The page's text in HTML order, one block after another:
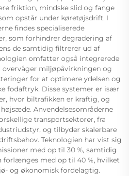
friktion, mindske slid og fange
opstår under køretøjsdrift. I
findes specialiserede
som forhindrer degradering af
de samtidig filtrerer ud af
omfatter også integrerede
overvåger miljøpåvirkningen og
for at optimere ydelsen og
fodaftryk. Disse systemer er især
hvor biltrafikken er kraftig, og
Anvendelsesområderne
transportsektorer, fra
og tilbyder skalerbare
Teknologien har vist sig
med op til 30 %, samtidig
med op til 40 %, hvilket
og økonomisk fordelagtig.